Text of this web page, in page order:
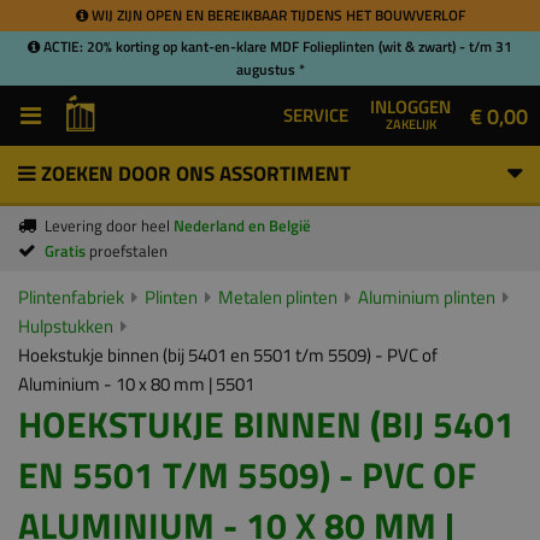
WIJ ZIJN OPEN EN BEREIKBAAR TIJDENS HET BOUWVERLOF
ACTIE: 20% korting op kant-en-klare MDF Folieplinten (wit & zwart) - t/m 31
augustus *
SERVICE INLOGGEN
ZAKELIJK € 0,00
ZOEKEN DOOR ONS ASSORTIMENT
Levering door heel Nederland en België
Gratis proefstalen
Plintenfabriek Plinten Metalen plinten
Aluminium plinten
Hulpstukken
Hoekstukje binnen (bij 5401 en 5501 t/m 5509) - PVC of
Aluminium - 10 x 80 mm | 5501
HOEKSTUKJE BINNEN (BIJ 5401
EN 5501 T/M 5509) - PVC OF
ALUMINIUM - 10 X 80 MM |